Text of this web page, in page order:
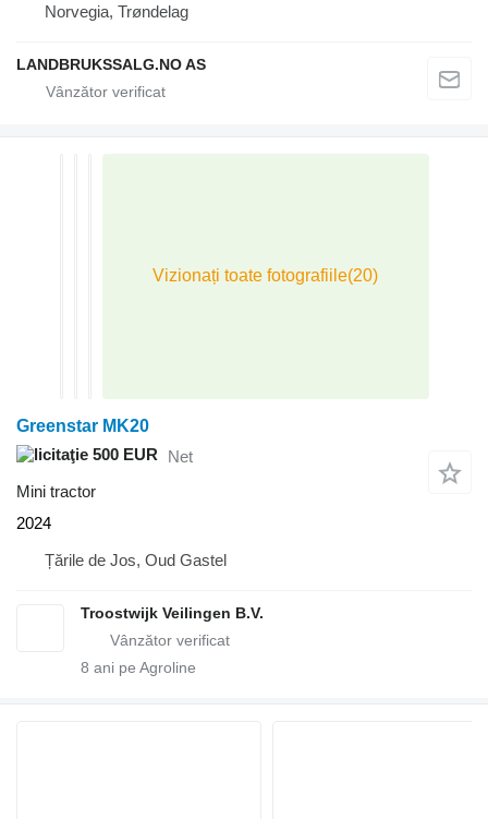
Norvegia, Trøndelag
LANDBRUKSSALG.NO AS
Greenstar MK20
500 EUR
Net
Mini tractor
2024
Țările de Jos, Oud Gastel
Troostwijk Veilingen B.V.
8 ani pe Agroline